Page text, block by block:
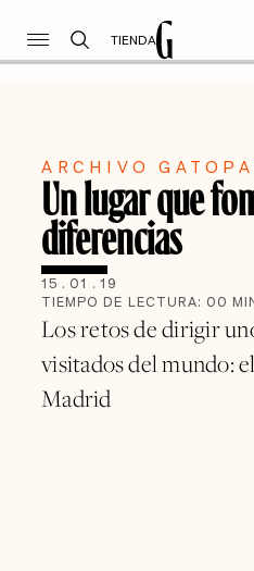
TIENDA
ARCHIVO
Un lugar que
diferencias
15 . 01 . 19
TIEMPO DE LECTURA: 00
Los retos de dirigir
visitados del mundo:
Madrid